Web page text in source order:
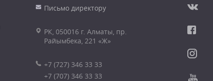
Письмо директору
РК, 050016 г. Алматы, пр.
Райымбека, 221 «Ж»
+7 (727) 346 33 33
+7 (707) 346 33 33